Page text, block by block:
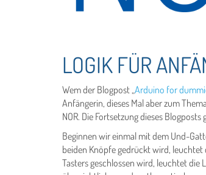
LOGIK FÜR
Wem der Blogpost „Arduino for
Anfängerin, dieses Mal aber zum
NOR. Die Fortsetzung dieses
Beginnen wir einmal mit dem Und-
beiden Knöpfe gedrückt wird, leuchtet
Tasters geschlossen wird, leuchtet die